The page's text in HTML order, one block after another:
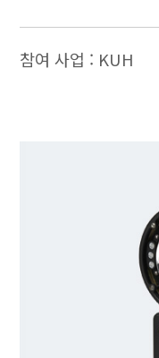
참여 사업 : KUH